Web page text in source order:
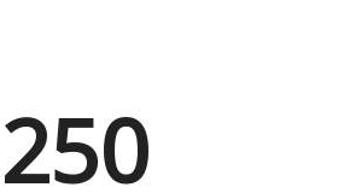
250